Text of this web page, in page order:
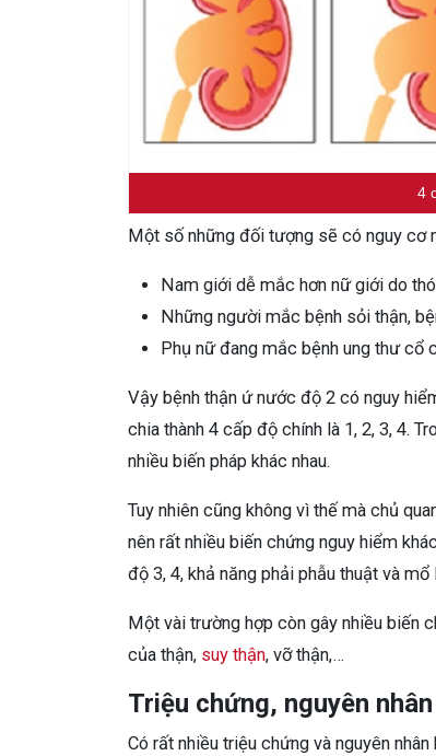
4
Một số những đối tượng sẽ có nguy cơ
Nam giới dễ mắc hơn nữ giới do
Những người mắc bệnh sỏi thận,
Phụ nữ đang mắc bệnh ung thư cổ
Vậy bệnh thận ứ nước độ 2 có nguy
chia thành 4 cấp độ chính là 1, 2, 3, 4.
nhiều biến pháp khác nhau.
Tuy nhiên cũng không vì thế mà chủ
nên rất nhiều biến chứng nguy hiểm
độ 3, 4, khả năng phải phẫu thuật và mổ
Một vài trường hợp còn gây nhiều biến
của thận, suy thận, vỡ thận,…
Triệu chứng, nguyên
Có rất nhiều triệu chứng và nguyên